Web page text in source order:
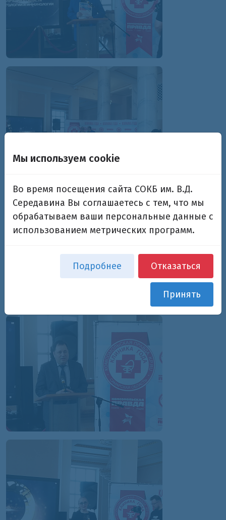
Мы используем cookie
Во время посещения сайта СОКБ им. В.Д.
Середавина Вы соглашаетесь с тем, что мы
обрабатываем ваши персональные данные с
использованием метрических программ.
Подробнее Отказаться
Принять